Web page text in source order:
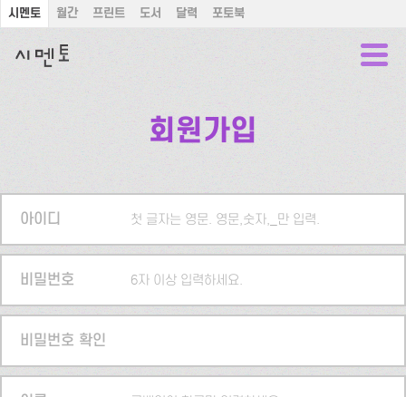
시멘토 월간 프린트 도서 달력 포토북
회원가입
아이디 첫 글자는 영문. 영문,숫자,_만 입력.
비밀번호 6자 이상 입력하세요.
비밀번호 확인